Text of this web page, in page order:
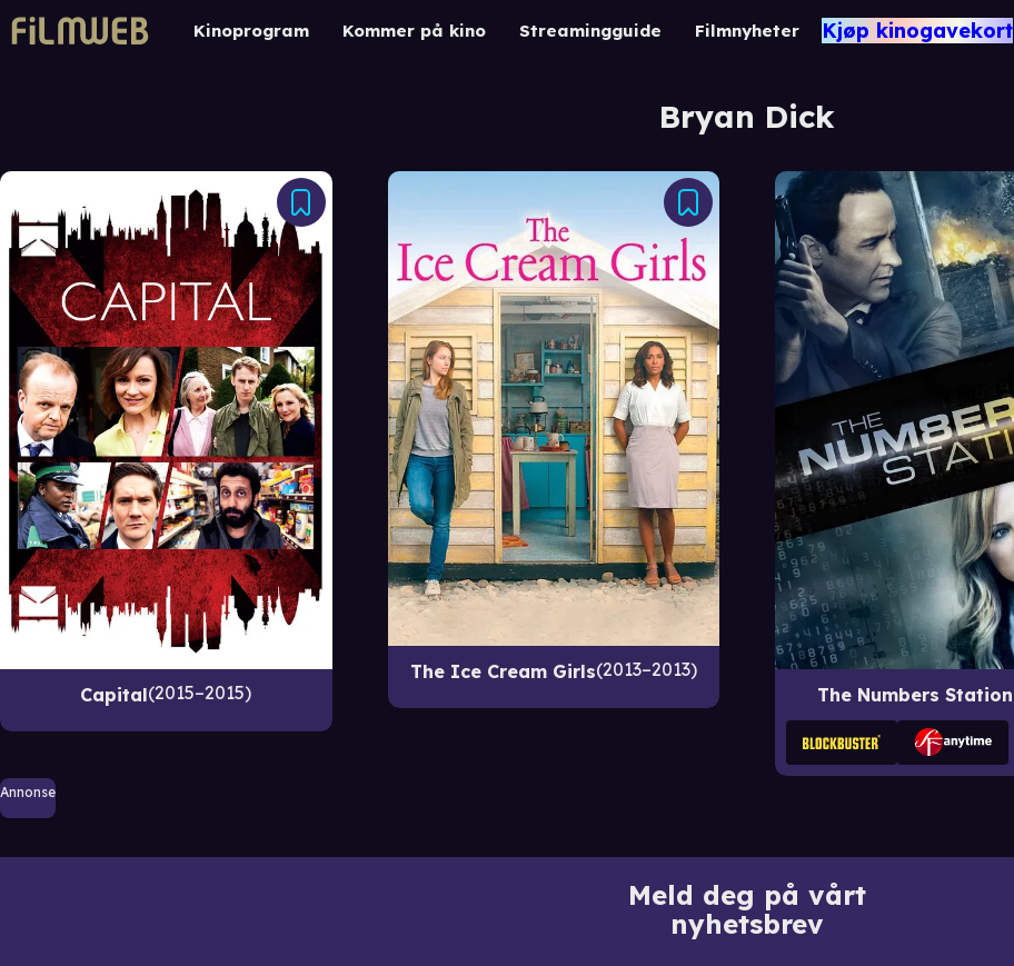
Kinoprogram Kommer på kino Streamingguide Filmnyheter Kjøp kinogavekort
Bryan Dick
Capital 2015–2015
The Ice Cream Girls 2013–2013
The Numbers Station
Annonse
Meld deg på vårt
nyhetsbrev